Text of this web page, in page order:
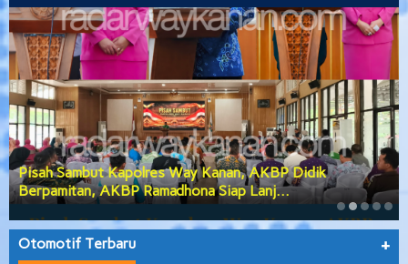
Pisah Sambut Kapolres Way Kanan, AKBP Didik
Berpamitan, AKBP Ramadhona Siap Lanj…
Otomotif Terbaru +